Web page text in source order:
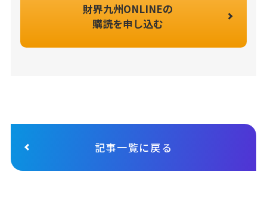
財界九州ONLINEの
購読を申し込む
記事一覧に戻る